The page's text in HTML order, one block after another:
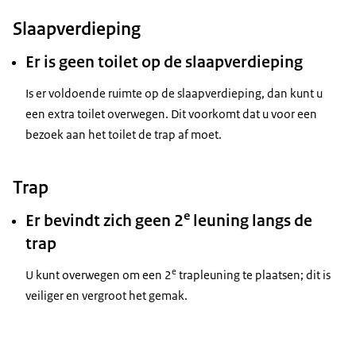
Slaapverdieping
Er is geen toilet op de slaapverdieping
Is er voldoende ruimte op de slaapverdieping, dan kunt u
een extra toilet overwegen. Dit voorkomt dat u voor een
bezoek aan het toilet de trap af moet.
Trap
Er bevindt zich geen 2e leuning langs de
trap
U kunt overwegen om een 2e trapleuning te plaatsen; dit is
veiliger en vergroot het gemak.